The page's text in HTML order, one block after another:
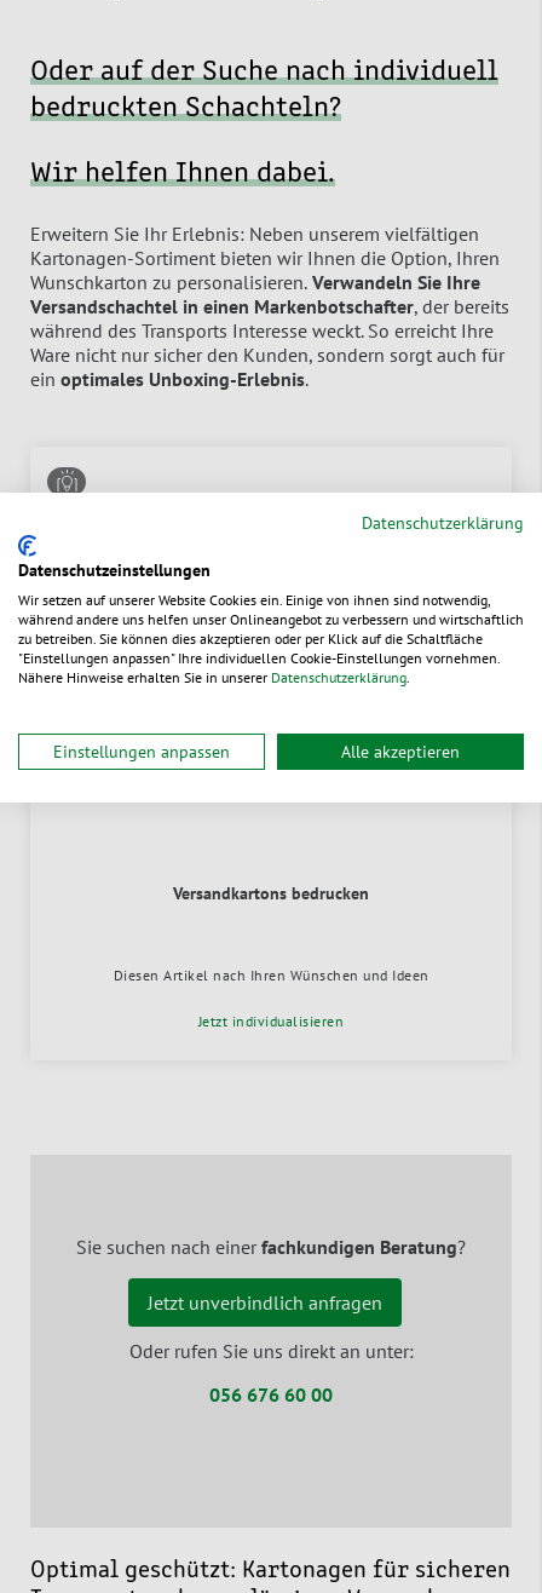
Oder auf der Suche nach individuell
bedruckten Schachteln?
Wir helfen Ihnen dabei.
Erweitern Sie Ihr Erlebnis: Neben unserem vielfältigen
Kartonagen-Sortiment bieten wir Ihnen die Option, Ihren
Wunschkarton zu personalisieren. Verwandeln Sie Ihre
Versandschachtel in einen Markenbotschafter, der bereits
während des Transports Interesse weckt. So erreicht Ihre
Ware nicht nur sicher den Kunden, sondern sorgt auch für
ein optimales Unboxing-Erlebnis.
Versandkartons bedrucken
Diesen Artikel nach Ihren Wünschen und Ideen
Jetzt individualisieren
Sie suchen nach einerfachkundigen Beratung?
Jetzt unverbindlich anfragen
Oder rufen Sie uns direkt an unter:
056 676 60 00
Optimal geschützt: Kartonagen für sicheren
Datenschutzerklärung
Datenschutzeinstellungen
Wir setzen auf unserer Website Cookies ein. Einige von ihnen sind notwendig,
während andere uns helfen unser Onlineangebot zu verbessern und wirtschaftlich
zu betreiben. Sie können dies akzeptieren oder per Klick auf die Schaltfläche
"Einstellungen anpassen" Ihre individuellen Cookie-Einstellungen vornehmen.
Nähere Hinweise erhalten Sie in unserer Datenschutzerklärung
Einstellungen anpassen Alle akzeptieren